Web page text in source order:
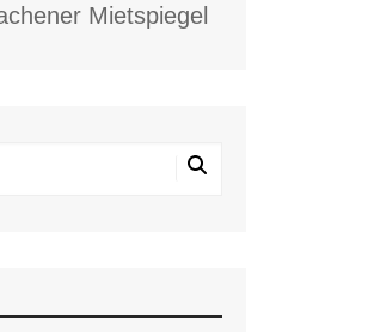
Mietspiegel